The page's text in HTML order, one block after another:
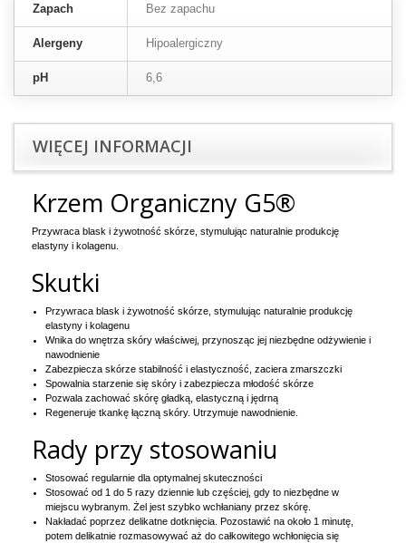
Zapach Bez zapachu
Alergeny Hipoalergiczny
pH 6,6
WIĘCEJ INFORMACJI
Krzem Organiczny G5®
Przywraca blask i żywotność skórze, stymulując naturalnie produkcję
elastyny i kolagenu.
Skutki
Przywraca blask i żywotność skórze, stymulując naturalnie produkcję
elastyny i kolagenu
Wnika do wnętrza skóry właściwej, przynosząc jej niezbędne odżywienie i
nawodnienie
Zabezpiecza skórze stabilność i elastyczność, zaciera zmarszczki
Spowalnia starzenie się skóry i zabezpiecza młodość skórze
Pozwala zachować skórę gładką, elastyczną i jędrną
Regeneruje tkankę łączną skóry. Utrzymuje nawodnienie.
Rady przy stosowaniu
Stosować regularnie dla optymalnej skuteczności
Stosować od 1 do 5 razy dziennie lub częściej, gdy to niezbędne w
miejscu wybranym. Żel jest szybko wchłaniany przez skórę.
Nakładać poprzez delikatne dotknięcia. Pozostawić na około 1 minutę,
potem delikatnie rozmasowywać aż do całkowitego wchłonięcia się